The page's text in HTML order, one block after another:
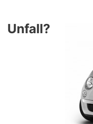
Unfall?